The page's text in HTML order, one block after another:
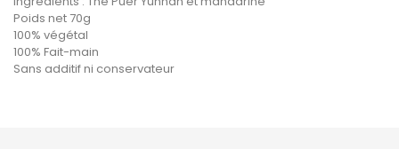
Poids net 70g
100% végétal
100% Fait-main
Sans additif ni conservateur